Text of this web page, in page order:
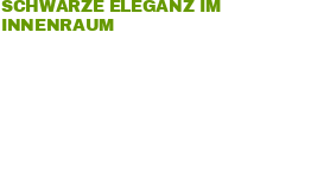
SCHWARZE ELEGANZ IM
INNENRAUM